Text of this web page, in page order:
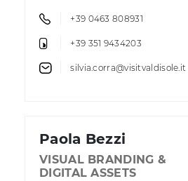
+39 0463 808931
+39 351 9434203
silvia.corra@visitvaldisole.it
Paola Bezzi
VISUAL BRANDING &
DIGITAL ASSETS